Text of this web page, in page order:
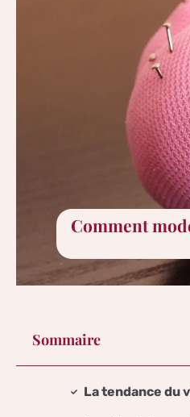
Comment
Sommaire
La tendance du